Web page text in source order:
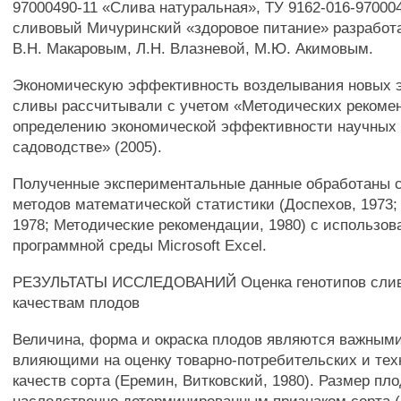
97000490-11 «Слива натуральная», ТУ 9162-016-
сливовый Мичуринский «здоровое питание»
В.Н. Макаровым, Л.Н. Влазневой, М.Ю. Акимовым.
Экономическую эффективность возделывания
сливы рассчитывали с учетом «Методических
определению экономической эффективности
садоводстве» (2005).
Полученные экспериментальные данные
методов математической статистики (Доспехов,
1978; Методические рекомендации, 1980) с
программной среды Microsoft Excel.
РЕЗУЛЬТАТЫ ИССЛЕДОВАНИЙ Оценка генотипов
качествам плодов
Величина, форма и окраска плодов являются
влияющими на оценку товарно-потребительских и
качеств сорта (Еремин, Витковский, 1980). Размер